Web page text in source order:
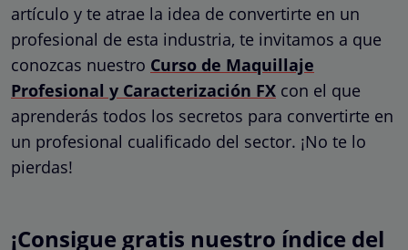
artículo y te atrae la idea de convertirte en un
profesional de esta industria, te invitamos a que
conozcas nuestro Curso de Maquillaje
Profesional y Caracterización FX con el que
aprenderás todos los secretos para convertirte en
un profesional cualificado del sector. ¡No te lo
pierdas!
¡Consigue gratis nuestro índice del